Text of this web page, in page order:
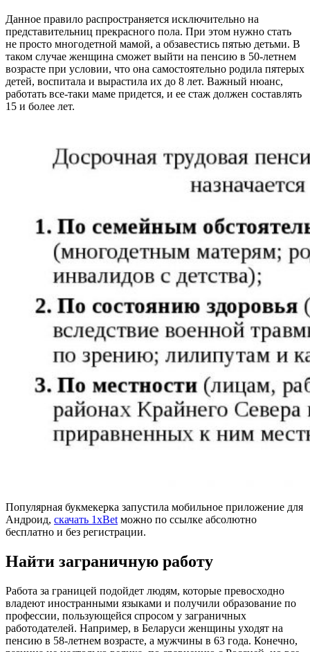
Данное правило распространяется исключительно на
представительниц прекрасного пола. При этом нужно стать
не просто многодетной мамой, а обзавестись пятью детьми. В
таком случае женщина сможет выйти на пенсию в 50-летнем
возрасте при условии, что она самостоятельно родила пятерых
детей, воспитала и вырастила их до 8 лет. Важный нюанс,
работать все-таки маме придется, и ее стаж должен составлять
15 и более лет.
Популярная букмекерка запустила мобильное приложение для
Андроид, скачать 1xBet можно по ссылке абсолютно
бесплатно и без регистрации.
Найти заграничную работу
Работа за границей подойдет людям, которые превосходно
владеют иностранными языками и получили образование по
профессии, пользующейся спросом у заграничных
работодателей. Например, в Беларуси женщины уходят на
пенсию в 58-летнем возрасте, а мужчины в 63 года. Конечно,